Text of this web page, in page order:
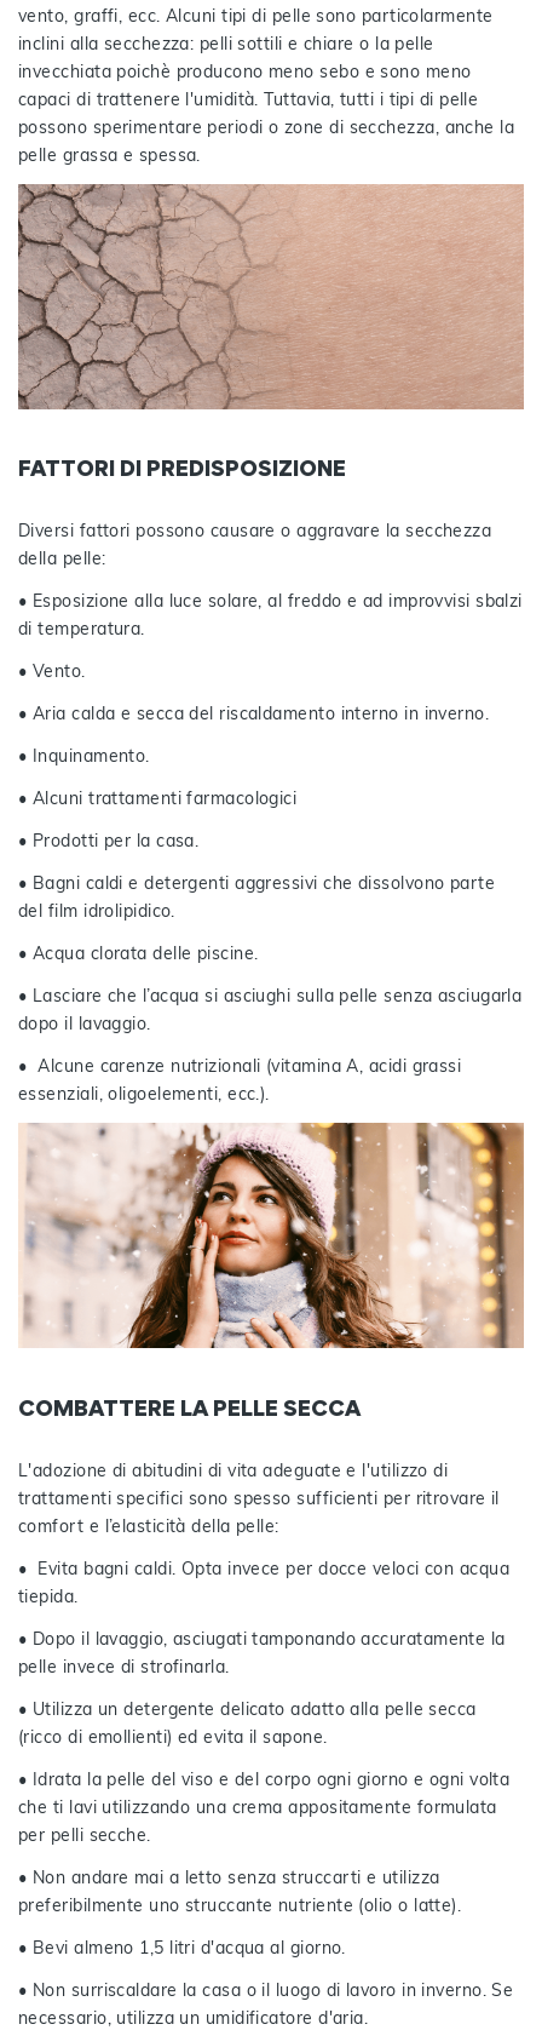
vento, graffi, ecc. Alcuni tipi di pelle sono particolarmente
inclini alla secchezza: pelli sottili e chiare o la pelle
invecchiata poichè producono meno sebo e sono meno
capaci di trattenere l'umidità. Tuttavia, tutti i tipi di pelle
possono sperimentare periodi o zone di secchezza, anche la
pelle grassa e spessa.
FATTORI DI PREDISPOSIZIONE
Diversi fattori possono causare o aggravare la secchezza
della pelle:
• Esposizione alla luce solare, al freddo e ad improvvisi sbalzi
di temperatura.
• Vento.
• Aria calda e secca del riscaldamento interno in inverno.
• Inquinamento.
• Alcuni trattamenti farmacologici
• Prodotti per la casa.
• Bagni caldi e detergenti aggressivi che dissolvono parte
del film idrolipidico.
• Acqua clorata delle piscine.
• Lasciare che l’acqua si asciughi sulla pelle senza asciugarla
dopo il lavaggio.
• Alcune carenze nutrizionali (vitamina A, acidi grassi
essenziali, oligoelementi, ecc.).
COMBATTERE LA PELLE SECCA
L'adozione di abitudini di vita adeguate e l'utilizzo di
trattamenti specifici sono spesso sufficienti per ritrovare il
comfort e l’elasticità della pelle:
• Evita bagni caldi. Opta invece per docce veloci con acqua
tiepida.
• Dopo il lavaggio, asciugati tamponando accuratamente la
pelle invece di strofinarla.
• Utilizza un detergente delicato adatto alla pelle secca
(ricco di emollienti) ed evita il sapone.
• Idrata la pelle del viso e del corpo ogni giorno e ogni volta
che ti lavi utilizzando una crema appositamente formulata
per pelli secche.
• Non andare mai a letto senza struccarti e utilizza
preferibilmente uno struccante nutriente (olio o latte).
• Bevi almeno 1,5 litri d'acqua al giorno.
• Non surriscaldare la casa o il luogo di lavoro in inverno. Se
necessario, utilizza un umidificatore d'aria.